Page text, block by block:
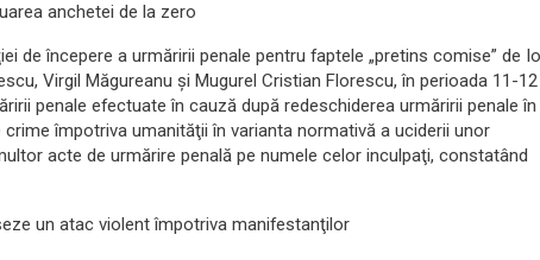
anchetei de la zero
de începere a urmăririi penale pentru faptele „pretins comise” de
Virgil Măgureanu şi Mugurel Cristian Florescu, în perioada 11-12
penale efectuate în cauză după redeschiderea urmăririi penale în
împotriva umanităţii în varianta normativă a uciderii unor
acte de urmărire penală pe numele celor inculpaţi, constatând
un atac violent împotriva manifestanţilor